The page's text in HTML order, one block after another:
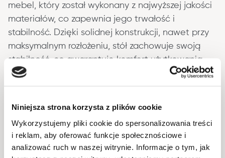
Niniejsza strona korzysta z plików cookie
Wykorzystujemy pliki cookie do spersonalizowania treści
i reklam, aby oferować funkcje społecznościowe i
analizować ruch w naszej witrynie. Informacje o tym, jak
mebel, który został wykonany z najwyższej jakości
materiałów, co zapewnia jego trwałość i
stabilność. Dzięki solidnej konstrukcji, nawet przy
maksymalnym rozłożeniu, stół zachowuje swoją
stabilność, co gwarantuje komfort użytkowania.
Blat jest odporny na codzienne uszkodzenia, a
ciemne drewno doskonale znosi intensywne
na lata.
Uniwersalny design pasujący do różnych aranżacji